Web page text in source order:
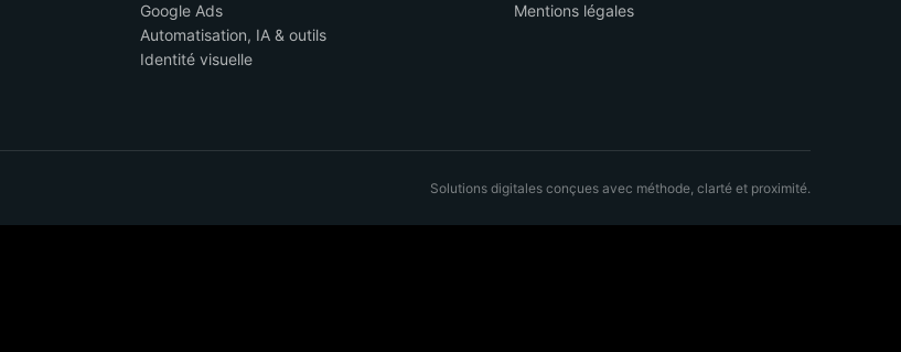
Google Ads
Automatisation, IA & outils
Identité visuelle
Mentions légales
Solutions digitales conçues avec méthode, clarté et proximité.